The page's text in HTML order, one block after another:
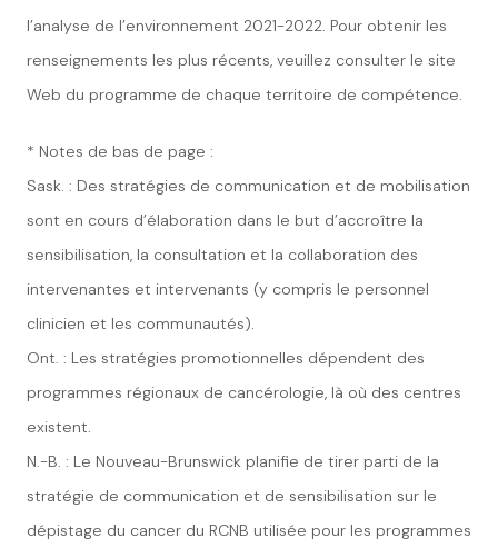
l’analyse de l’environnement 2021-2022. Pour obtenir les
renseignements les plus récents, veuillez consulter le site
Web du programme de chaque territoire de compétence.
* Notes de bas de page :
Sask. : Des stratégies de communication et de mobilisation
sont en cours d’élaboration dans le but d’accroître la
sensibilisation, la consultation et la collaboration des
intervenantes et intervenants (y compris le personnel
clinicien et les communautés).
Ont. : Les stratégies promotionnelles dépendent des
programmes régionaux de cancérologie, là où des centres
existent.
N.-B. : Le Nouveau-Brunswick planifie de tirer parti de la
stratégie de communication et de sensibilisation sur le
dépistage du cancer du RCNB utilisée pour les programmes